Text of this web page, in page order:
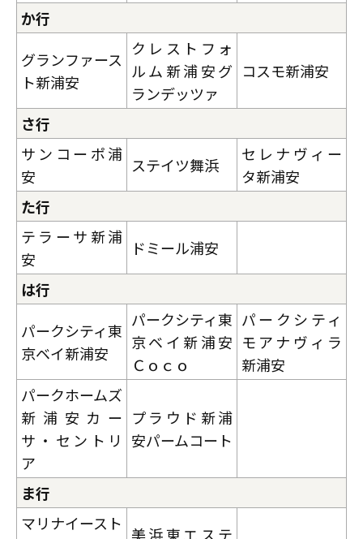
か行
グランファース
ト新浦安
クレストフォ
ルム新浦安グ
ランデッツァ
コスモ新浦安
さ行
サンコーポ浦
安
ステイツ舞浜
セレナヴィー
タ新浦安
た行
テラーサ新浦
安
ドミール浦安
は行
パークシティ東
京ベイ新浦安
パークシティ東
京ベイ新浦安
Ｃｏｃｏ
パークシティ
モアナヴィラ
新浦安
パークホームズ
新浦安カー
サ・セントリ
ア
プラウド新浦
安パームコート
ま行
マリナイースト
美浜東エステ